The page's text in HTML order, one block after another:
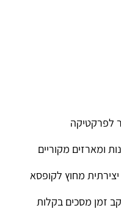
לפרקטיקה
ומארזים מקוריים
זמן מסכים בקלות